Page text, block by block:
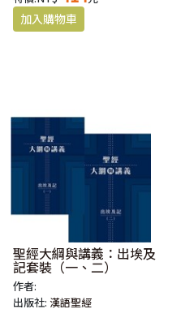
聖經大綱與講義：出埃及
記套裝（一、二）
作者:
出版社: 漢語聖經